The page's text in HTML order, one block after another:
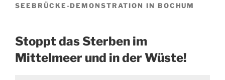
SEEBRÜCKE-DEMONSTRATION IN BOCHUM
Stoppt das Sterben im
Mittelmeer und in der Wüste!